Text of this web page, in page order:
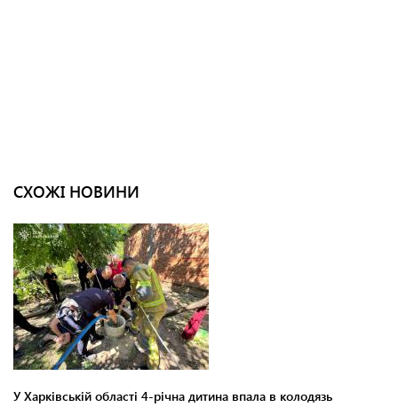
СХОЖІ НОВИНИ
У Харківській області 4-річна дитина впала в колодязь